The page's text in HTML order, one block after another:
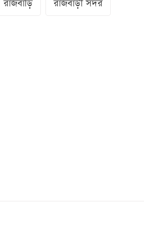
রাজবাড়ি রাজবাড়ী সদর